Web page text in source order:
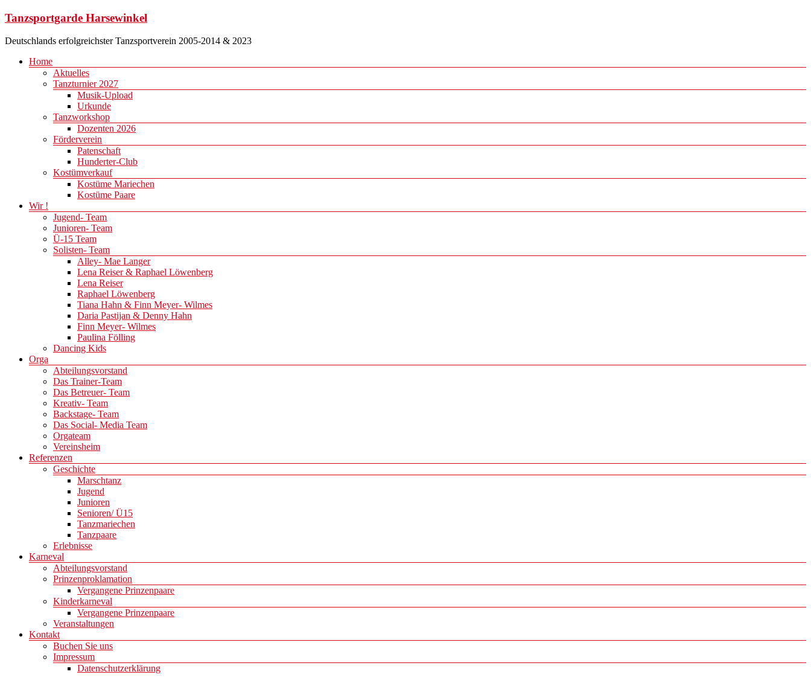
Zum
springen
Tanzsportgarde Harsewinkel
Deutschlands erfolgreichster Tanzsportverein 2005-2014 & 2023
Menü
Home
Aktuelles
Tanzturnier 2027
Musik-Upload
Urkunde
Tanzworkshop
Dozenten 2026
Förderverein
Patenschaft
Hunderter-Club
Kostümverkauf
Kostüme Mariechen
Kostüme Paare
Wir !
Jugend- Team
Junioren- Team
Ü-15 Team
Solisten- Team
Alley- Mae Langer
Lena Reiser & Raphael Löwenberg
Lena Reiser
Raphael Löwenberg
Tiana Hahn & Finn Meyer- Wilmes
Daria Pastijan & Denny Hahn
Finn Meyer- Wilmes
Paulina Fölling
Dancing Kids
Orga
Abteilungsvorstand
Das Trainer-Team
Das Betreuer- Team
Kreativ- Team
Backstage- Team
Das Social- Media Team
Orgateam
Vereinsheim
Referenzen
Geschichte
Marschtanz
Jugend
Junioren
Senioren/ Ü15
Tanzmariechen
Tanzpaare
Erlebnisse
Karneval
Abteilungsvorstand
Prinzenproklamation
Vergangene Prinzenpaare
Kinderkarneval
Vergangene Prinzenpaare
Veranstaltungen
Kontakt
Buchen Sie uns
Impressum
Datenschutzerklärung